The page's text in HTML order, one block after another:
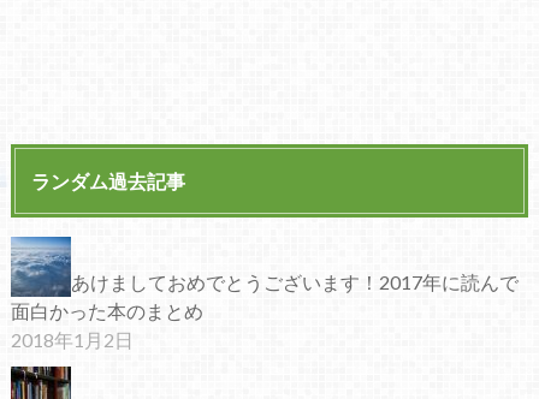
ランダム過去記事
あけましておめでとうございます！2017年に読んで
面白かった本のまとめ
2018年1月2日